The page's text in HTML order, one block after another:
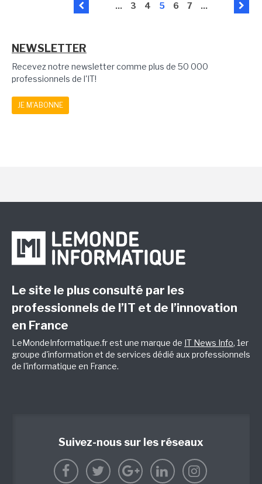
... 3 4 5 6 7 ...
NEWSLETTER
Recevez notre newsletter comme plus de 50 000
professionnels de l'IT!
JE M'ABONNE
Le site le plus consulté par les
professionnels de l’IT et de l’innovation
en France
LeMondeInformatique.fr est une marque de IT News Info, 1er
groupe d'information et de services dédié aux professionnels
de l'informatique en France.
Suivez-nous sur les réseaux